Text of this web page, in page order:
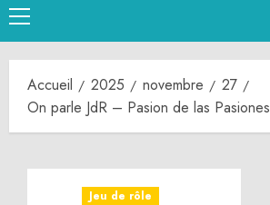
Menu
principal
Accueil 2025 novembre
27
On parle JdR – Pasion de las Pasiones
Jeu de rôle